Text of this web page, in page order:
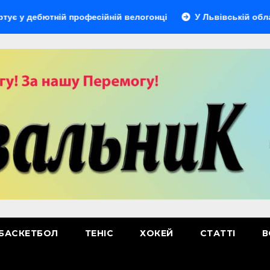
професійній велогонці У Львівській області
ТЕНІС ХОКЕЙ СТАТТІ